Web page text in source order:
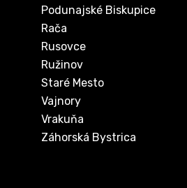
Podunajské Biskupice
Rača
Rusovce
Ružinov
Staré Mesto
Vajnory
Vrakuňa
Záhorská Bystrica